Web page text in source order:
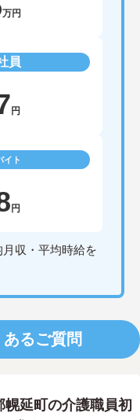
万円
員
円
イト
円
収・平均時給を
るご質問
延町の介護職員初